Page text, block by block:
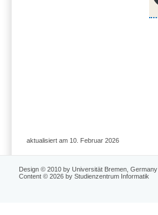
aktualisiert am 10. Februar 2026
Design © 2010 by Universität Bremen, Germany
Content © 2026 by Studienzentrum Informatik